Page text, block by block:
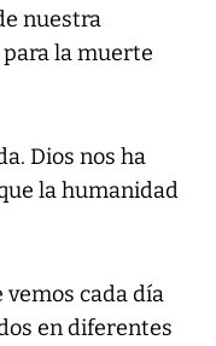
nuestra
la muerte
Dios nos ha
la humanidad
vemos cada día
en diferentes